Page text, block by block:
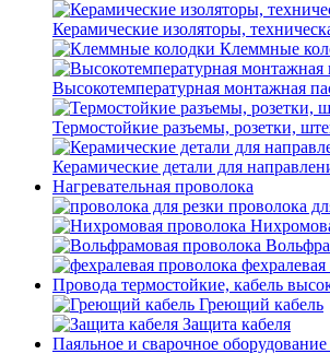
Керамические изоляторы,
Клеммные
Высокотемпературная монтажная
Термостойкие разъемы, розетки,
Керамические детали для
Нагревательная проволока
проволока
Провода термостойкие, кабель
Греющий кабель
Защита кабеля
Паяльное и сварочное